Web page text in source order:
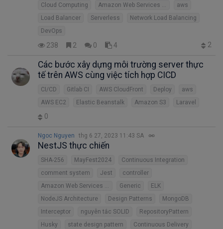
Cloud Computing Amazon Web Services (AWS)
aws
Load Balancer
Serverless
Network Load Balancing
DevOps
238 2 0 4 2
Các bước xây dựng môi trường server thực
tế trên AWS cùng việc tích hợp CICD
CI/CD Gitlab CI AWS CloudFront Deploy
aws
AWS EC2
Elastic Beanstalk Amazon S3 Laravel
0
Ngoc Nguyen thg 6 27, 2023 11:43 SA
NestJS thực chiến
SHA-256 MayFest2024
Continuous Integration
comment system
Jest
controller
Generic
ELK
NodeJS Architecture
Design Patterns
MongoDB
Interceptor
nguyên tắc SOLID
RepositoryPattern
Husky
state design pattern
Continuous Delivery